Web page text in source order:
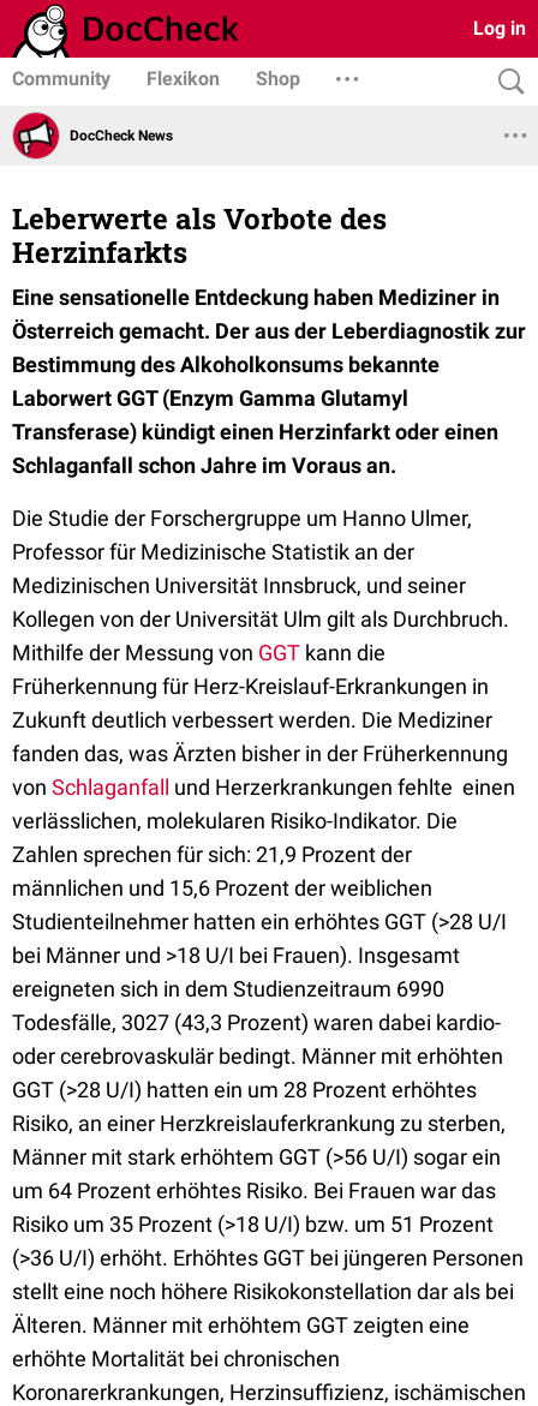
Log in
Community Flexikon Shop
DocCheck News
Leberwerte als Vorbote des
Herzinfarkts
Eine sensationelle Entdeckung haben Mediziner in
Österreich gemacht. Der aus der Leberdiagnostik zur
Bestimmung des Alkoholkonsums bekannte
Laborwert GGT (Enzym Gamma Glutamyl
Transferase) kündigt einen Herzinfarkt oder einen
Schlaganfall schon Jahre im Voraus an.
Die Studie der Forschergruppe um Hanno Ulmer,
Professor für Medizinische Statistik an der
Medizinischen Universität Innsbruck, und seiner
Kollegen von der Universität Ulm gilt als Durchbruch.
Mithilfe der Messung von GGT kann die
Früherkennung für Herz-Kreislauf-Erkrankungen in
Zukunft deutlich verbessert werden. Die Mediziner
fanden das, was Ärzten bisher in der Früherkennung
von Schlaganfall und Herzerkrankungen fehlte  einen
verlässlichen, molekularen Risiko-Indikator. Die
Zahlen sprechen für sich: 21,9 Prozent der
männlichen und 15,6 Prozent der weiblichen
Studienteilnehmer hatten ein erhöhtes GGT (>28 U/I
bei Männer und >18 U/I bei Frauen). Insgesamt
ereigneten sich in dem Studienzeitraum 6990
Todesfälle, 3027 (43,3 Prozent) waren dabei kardio-
oder cerebrovaskulär bedingt. Männer mit erhöhten
GGT (>28 U/I) hatten ein um 28 Prozent erhöhtes
Risiko, an einer Herzkreislauferkrankung zu sterben,
Männer mit stark erhöhtem GGT (>56 U/I) sogar ein
um 64 Prozent erhöhtes Risiko. Bei Frauen war das
Risiko um 35 Prozent (>18 U/I) bzw. um 51 Prozent
(>36 U/I) erhöht. Erhöhtes GGT bei jüngeren Personen
stellt eine noch höhere Risikokonstellation dar als bei
Älteren. Männer mit erhöhtem GGT zeigten eine
erhöhte Mortalität bei chronischen
Koronarerkrankungen, Herzinsuffizienz, ischämischen